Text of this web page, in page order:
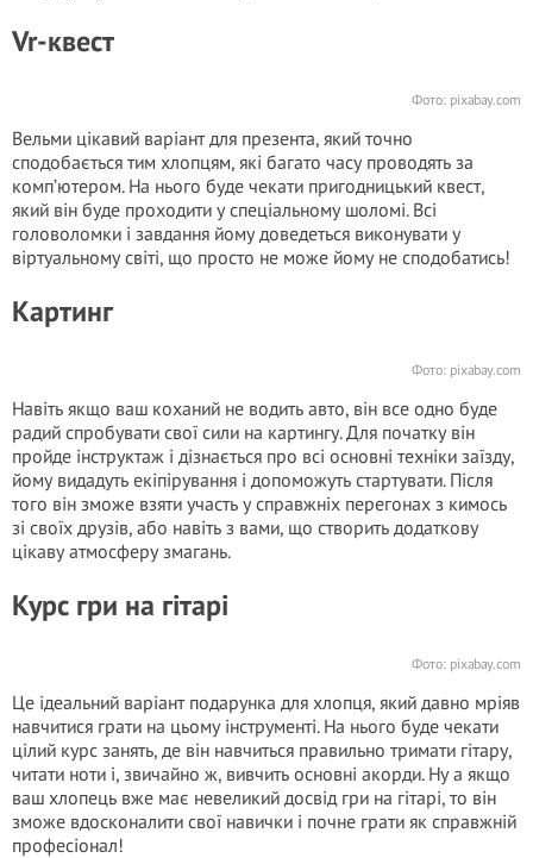
Vr-квест
Фото: pixabay.com
Вельми цікавий варіант для презента, який точно
сподобається тим хлопцям, які багато часу проводять за
комп’ютером. На нього буде чекати пригодницький квест,
який він буде проходити у спеціальному шоломі. Всі
головоломки і завдання йому доведеться виконувати у
віртуальному світі, що просто не може йому не сподобатись!
Картинг
Фото: pixabay.com
Навіть якщо ваш коханий не водить авто, він все одно буде
радий спробувати свої сили на картингу. Для початку він
пройде інструктаж і дізнається про всі основні техніки заїзду,
йому видадуть екіпірування і допоможуть стартувати. Після
того він зможе взяти участь у справжніх перегонах з кимось
зі своїх друзів, або навіть з вами, що створить додаткову
цікаву атмосферу змагань.
Курс гри на гітарі
Фото: pixabay.com
Це ідеальний варіант подарунка для хлопця, який давно мріяв
навчитися грати на цьому інструменті. На нього буде чекати
цілий курс занять, де він навчиться правильно тримати гітару,
читати ноти і, звичайно ж, вивчить основні акорди. Ну а якщо
ваш хлопець вже має невеликий досвід гри на гітарі, то він
зможе вдосконалити свої навички і почне грати як справжній
професіонал!